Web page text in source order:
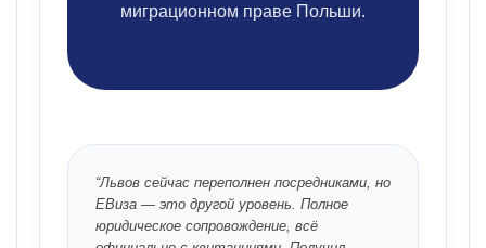
миграционном праве Польши.
“Львов сейчас переполнен посредниками, но
ЕВиза — это другой уровень. Полное
юридическое сопровождение, всё